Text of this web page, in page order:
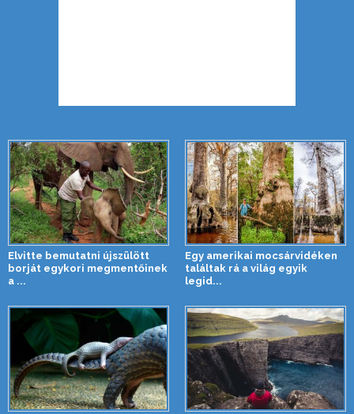
Elvitte bemutatni újszülött
borját egykori megmentőinek
a ...
Egy amerikai mocsárvidéken
találtak rá a világ egyik
legid...